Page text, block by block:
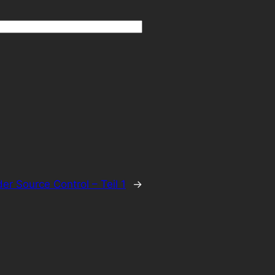
Source Control – Teil 1 →